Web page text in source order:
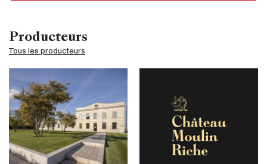
Producteurs
Tous les producteurs